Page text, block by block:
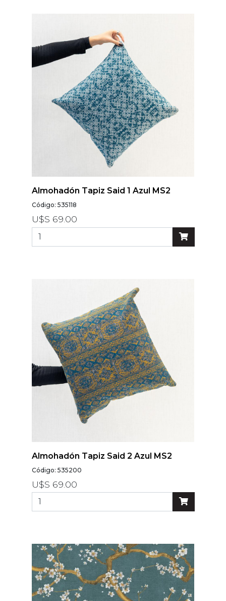
Almohadón Tapiz Said 1 Azul MS2
Código: 535118
U$S 69.00
Almohadón Tapiz Said 2 Azul MS2
Código: 535200
U$S 69.00